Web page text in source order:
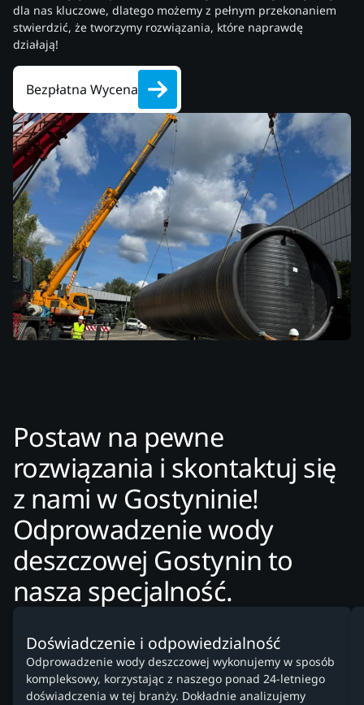
dla nas kluczowe, dlatego możemy z pełnym przekonaniem
stwierdzić, że tworzymy rozwiązania, które naprawdę
działają!
Bezpłatna Wycena
Postaw na pewne
rozwiązania i skontaktuj się
z nami w Gostyninie!
Odprowadzenie wody
deszczowej Gostynin to
nasza specjalność.
Doświadczenie i odpowiedzialność
Odprowadzenie wody deszczowej wykonujemy w sposób
kompleksowy, korzystając z naszego ponad 24-letniego
doświadczenia w tej branży. Dokładnie analizujemy